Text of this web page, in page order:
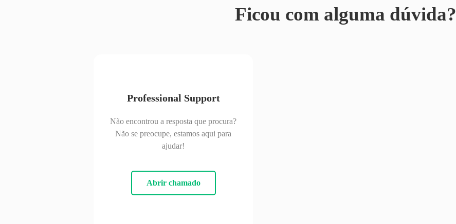
Ficou com alguma dúvida?
Professional Support
Não encontrou a resposta que procura?
Não se preocupe, estamos aqui para
ajudar!
Abrir chamado